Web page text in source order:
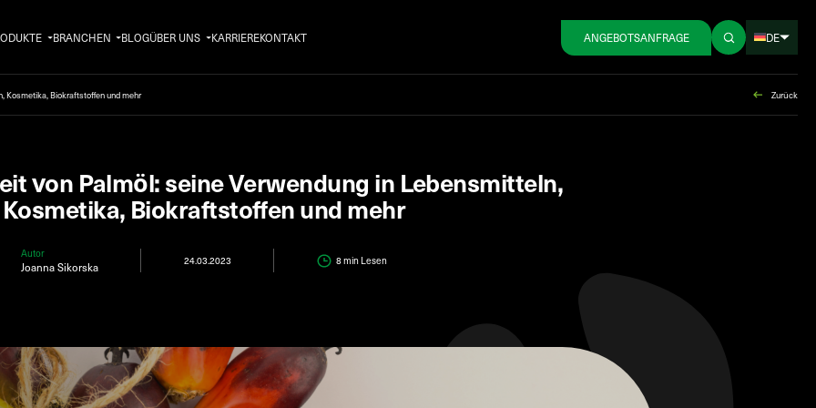
BRANCHEN BLOGÜBER UNS KARRIEREKONTAKT ANGEBOTSANFRAGE DE
Kosmetika, Biokraftstoffen und mehr Zurück
von Palmöl: seine Verwendung in Lebensmitteln,
Kosmetika, Biokraftstoffen und mehr
Autor
Joanna Sikorska 24.03.2023 8 min Lesen